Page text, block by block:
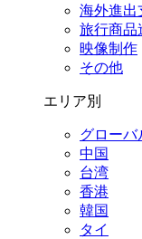
海外進出
旅行商品
映像制作
その他
エリア別
グローバ
中国
台湾
香港
韓国
タイ